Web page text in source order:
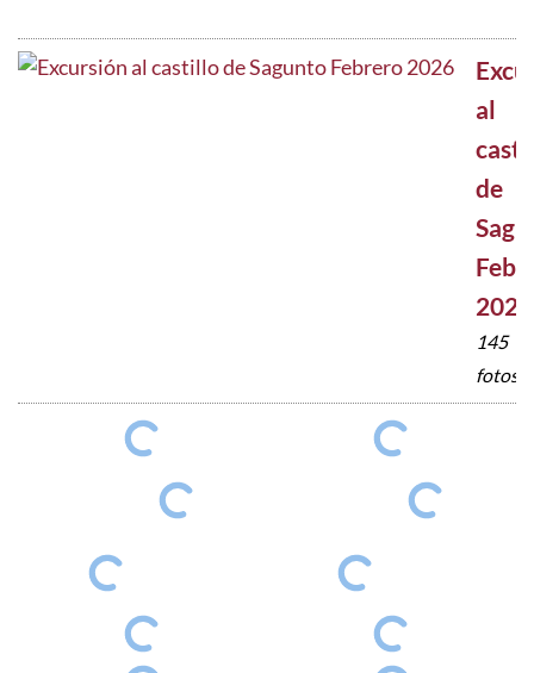
al
de
2026
145
fotos